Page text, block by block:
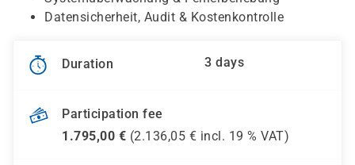
Datensicherheit, Audit & Kostenkontrolle
Duration 3 days
Participation fee
1.795,00 € (2.136,05 € incl. 19 % VAT)